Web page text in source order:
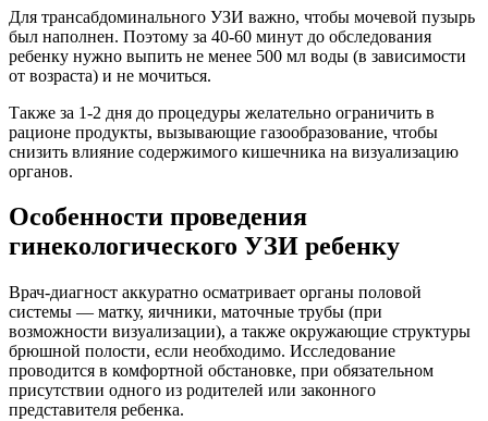
Для трансабдоминального УЗИ важно, чтобы мочевой пузырь
был наполнен. Поэтому за 40-60 минут до обследования
ребенку нужно выпить не менее 500 мл воды (в зависимости
от возраста) и не мочиться.
Также за 1-2 дня до процедуры желательно ограничить в
рационе продукты, вызывающие газообразование, чтобы
снизить влияние содержимого кишечника на визуализацию
органов.
Особенности проведения
гинекологического УЗИ ребенку
Врач-диагност аккуратно осматривает органы половой
системы — матку, яичники, маточные трубы (при
возможности визуализации), а также окружающие структуры
брюшной полости, если необходимо. Исследование
проводится в комфортной обстановке, при обязательном
присутствии одного из родителей или законного
представителя ребенка.